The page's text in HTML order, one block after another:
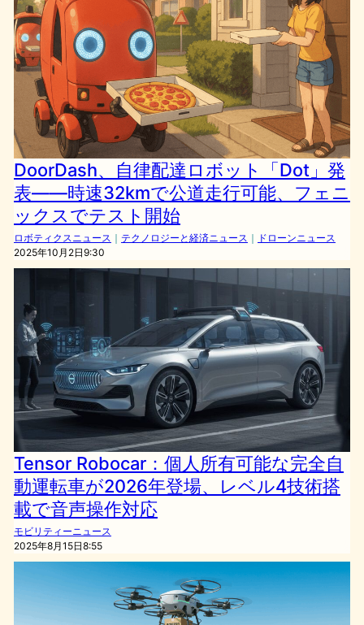
DoorDash、自律配達ロボット「Dot」発
表――時速32kmで公道走行可能、フェニ
ックスでテスト開始
ロボティクスニュース ｜ テクノロジーと経済ニュース ｜ ドローンニュース
2025年10月2日9:30
Tensor Robocar：個人所有可能な完全自
動運転車が2026年登場、レベル4技術搭
載で音声操作対応
モビリティーニュース
2025年8月15日8:55